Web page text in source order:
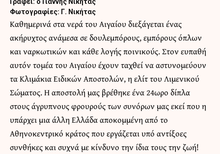
Φωτογραφίες: Γ. Νικήτας
Καθημερινά στα νερά του Αιγαίου διεξάγεται ένας
ακήρυχτος ανάμεσα σε δουλεμπόρους, εμπόρους όπλων
και ναρκωτικών και κάθε λογής ποινικούς. Στον ευπαθή
αυτόν τομέα του Αιγαίου έχουν ταχθεί να αστυνομεύουν
τα Κλιμάκια Ειδικών Αποστολών, η ελίτ του Λιμενικού
Σώματος. Η αποστολή μας βρέθηκε ένα 24ωρο δίπλα
στους άγρυπνους φρουρούς των συνόρων μας εκεί που η
υπάρχει μια άλλη Ελλάδα αποκομμένη από το
Αθηνοκεντρικό κράτος που εργάζεται υπό αντίξοες
συνθήκες και συχνά με κίνδυνο την ίδια τους την ζωή!